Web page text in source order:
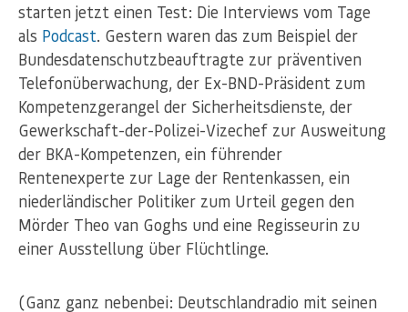
starten jetzt einen Test: Die Interviews vom Tage
als Podcast. Gestern waren das zum Beispiel der
Bundesdatenschutzbeauftragte zur präventiven
Telefonüberwachung, der Ex-BND-Präsident zum
Kompetenzgerangel der Sicherheitsdienste, der
Gewerkschaft-der-Polizei-Vizechef zur Ausweitung
der BKA-Kompetenzen, ein führender
Rentenexperte zur Lage der Rentenkassen, ein
niederländischer Politiker zum Urteil gegen den
Mörder Theo van Goghs und eine Regisseurin zu
einer Ausstellung über Flüchtlinge.
(Ganz ganz nebenbei: Deutschlandradio mit seinen